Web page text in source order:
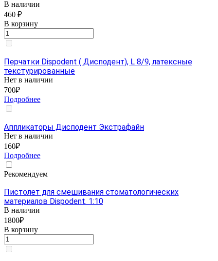
В наличии
460 ₽
В корзину
Перчатки Dispodent ( Дисподент), L 8/9, латексные
текстурированные
Нет в наличии
700₽
Подробнее
Аппликаторы Дисподент Экстрафайн
Нет в наличии
160₽
Подробнее
Рекомендуем
Пистолет для смешивания стоматологических
материалов Dispodent. 1:10
В наличии
1800₽
В корзину